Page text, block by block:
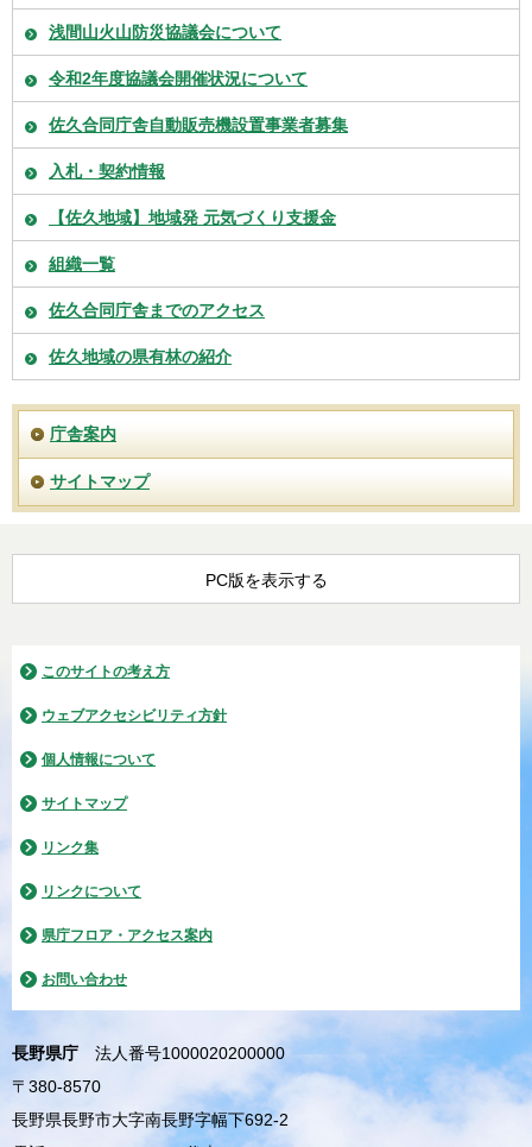
浅間山火山防災協議会について
令和2年度協議会開催状況について
佐久合同庁舎自動販売機設置事業者募集
入札・契約情報
【佐久地域】地域発 元気づくり支援金
組織一覧
佐久合同庁舎までのアクセス
佐久地域の県有林の紹介
庁舎案内
サイトマップ
PC版を表示する
このサイトの考え方
ウェブアクセシビリティ方針
個人情報について
サイトマップ
リンク集
リンクについて
県庁フロア・アクセス案内
お問い合わせ
長野県庁
法人番号1000020200000
〒380-8570
長野県長野市大字南長野字幅下692-2